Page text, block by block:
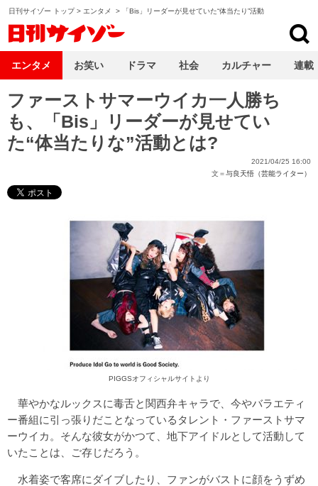
日刊サイゾー トップ> エンタメ > 「Bis」リーダーが見せていた“体当たり”活動
ファーストサマーウイカ一人勝ち
も、「Bis」リーダーが見せてい
た“体当たりな”活動とは?
2021/04/25 16:00
文＝与良天悟（芸能ライター）
PIGGSオフィシャルサイト より
華やかなルックスに毒舌と関西弁キャラで、今やバラエティ
ー番組に引っ張りだことなっているタレント・ファーストサマ
ーウイカ。そんな彼女がかつて、地下アイドルとして活動して
いたことは、ご存じだろう。
水着姿で客席にダイブしたり、ファンがバストに顔をうずめ
エンタメ お笑い ドラマ 社会 カルチャー 連載